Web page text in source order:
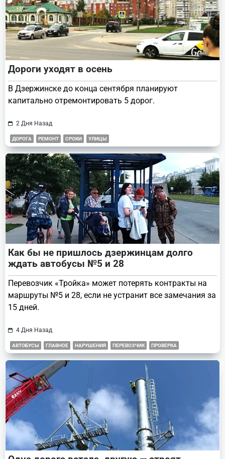
Дороги уходят в осень
В Дзержинске до конца сентября планируют
капитально отремонтировать 5 дорог.
2 Дня Назад
ДОРОГА РЕМОНТ СРОКИ УЛИЦЫ
Как бы не пришлось дзержинцам долго
ждать автобусы №5 и 28
Перевозчик «Тройка» может потерять контракты на
маршруты №5 и 28, если не устранит все замечания за
15 дней.
4 Дня Назад
АВТОБУСЫ ГЛАВНОЕ НАРУШЕНИЯ ПЕРЕВОЗЧИК ПРОВЕРКА